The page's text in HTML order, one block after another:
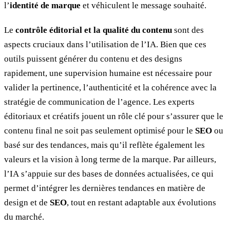
l’identité de marque et véhiculent le message souhaité.
Le contrôle éditorial et la qualité du contenu sont des
aspects cruciaux dans l’utilisation de l’IA. Bien que ces
outils puissent générer du contenu et des designs
rapidement, une supervision humaine est nécessaire pour
valider la pertinence, l’authenticité et la cohérence avec la
stratégie de communication de l’agence. Les experts
éditoriaux et créatifs jouent un rôle clé pour s’assurer que le
contenu final ne soit pas seulement optimisé pour le SEO ou
basé sur des tendances, mais qu’il reflète également les
valeurs et la vision à long terme de la marque. Par ailleurs,
l’IA s’appuie sur des bases de données actualisées, ce qui
permet d’intégrer les dernières tendances en matière de
design et de SEO, tout en restant adaptable aux évolutions
du marché.